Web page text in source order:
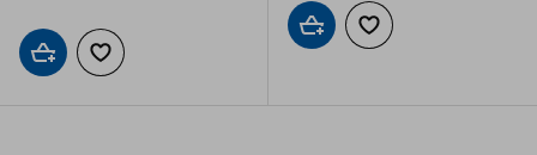
Добави в кошницата
Добави към списъка с любими
Добави в кошницата
Добави към